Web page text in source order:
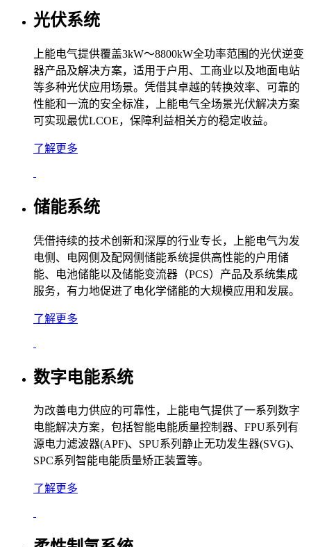
光伏系统
上能电气提供覆盖3kW～8800kW全功率范围的光伏逆变
器产品及解决方案，适用于户用、工商业以及地面电站
等多种光伏应用场景。凭借其卓越的转换效率、可靠的
性能和一流的安全标准，上能电气全场景光伏解决方案
可实现最优LCOE，保障利益相关方的稳定收益。
了解更多
储能系统
凭借持续的技术创新和深厚的行业专长，上能电气为发
电侧、电网侧及配网侧储能系统提供高性能的户用储
能、电池储能以及储能变流器（PCS）产品及系统集成
服务，有力地促进了电化学储能的大规模应用和发展。
了解更多
数字电能系统
为改善电力供应的可靠性，上能电气提供了一系列数字
电能解决方案，包括智能电能质量控制器、FPU系列有
源电力滤波器(APF)、SPU系列静止无功发生器(SVG)、
SPC系列智能电能质量矫正装置等。
了解更多